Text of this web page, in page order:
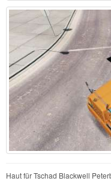
Haut für Tschad Blackwell